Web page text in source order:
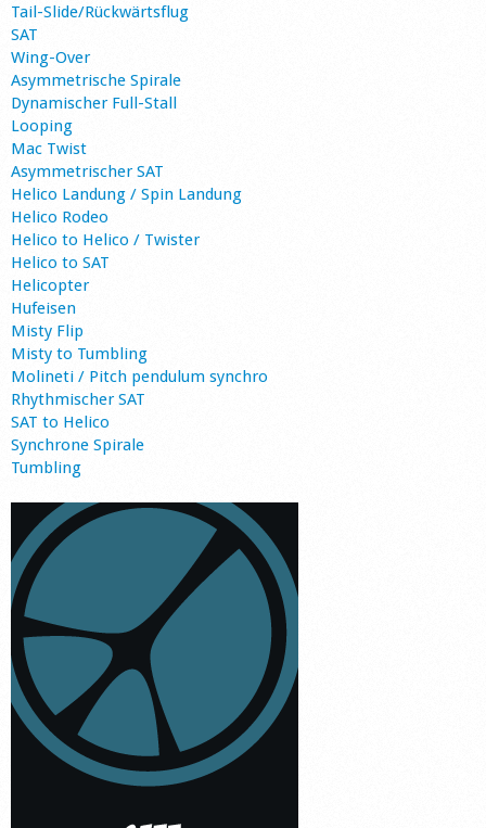
Tail-Slide/Rückwärtsflug
SAT
Wing-Over
Asymmetrische Spirale
Dynamischer Full-Stall
Looping
Mac Twist
Asymmetrischer SAT
Helico Landung / Spin Landung
Helico Rodeo
Helico to Helico / Twister
Helico to SAT
Helicopter
Hufeisen
Misty Flip
Misty to Tumbling
Molineti / Pitch pendulum synchro
Rhythmischer SAT
SAT to Helico
Synchrone Spirale
Tumbling